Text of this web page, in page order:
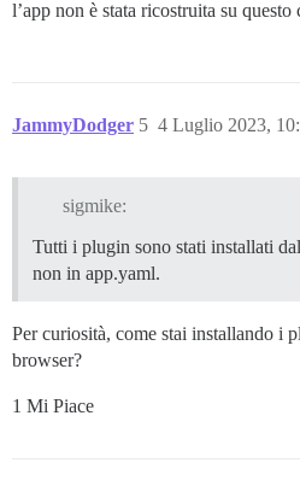
l’app non è stata ricostruita su questo
JammyDodger 4 Luglio 2023,
5
sigmike:
Tutti i plugin sono stati installati
non in app.yaml.
Per curiosità, come stai installando i
browser?
1 Mi Piace